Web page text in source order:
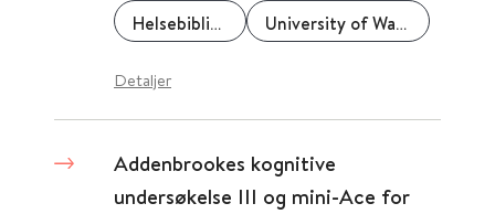
Helsebiblioteket University of Washington
Detaljer
Addenbrookes kognitive
undersøkelse III og mini-Ace for